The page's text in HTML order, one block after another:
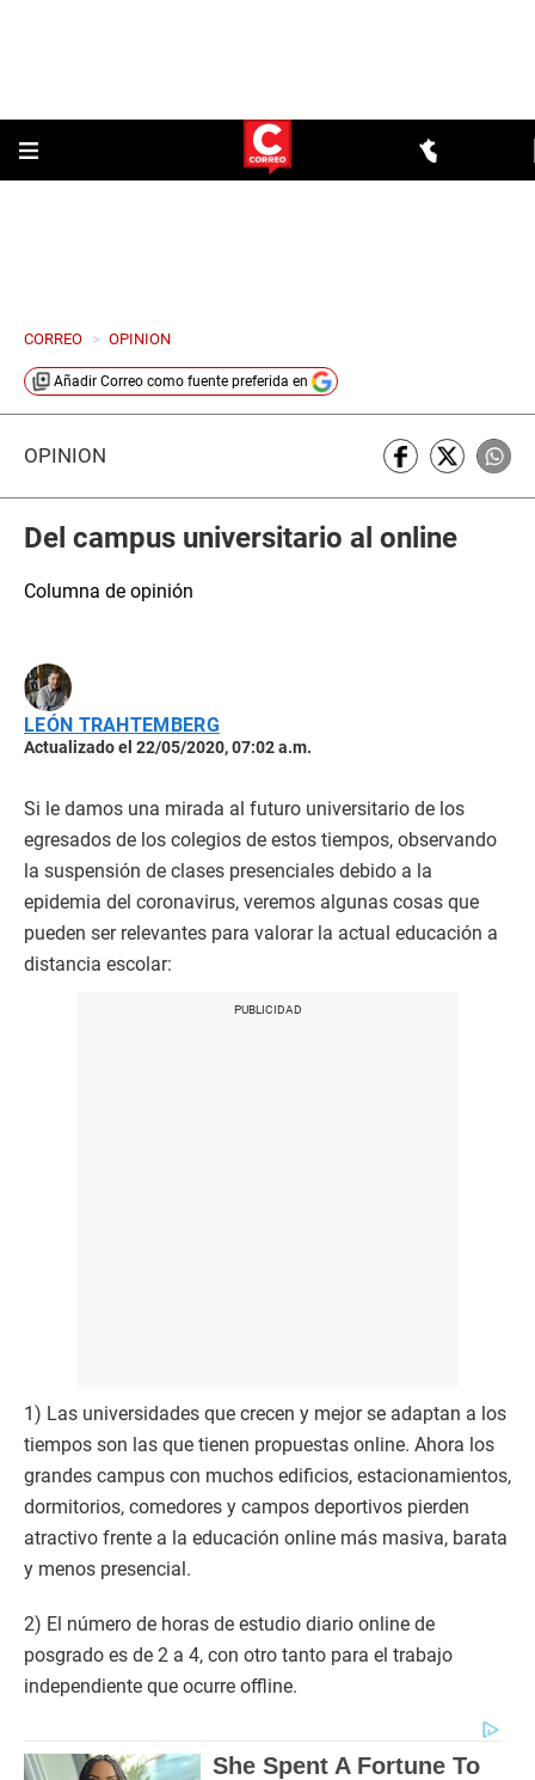
CORREO > OPINION
Añadir Correo como fuente preferida en
OPINIÓN
Del campus universitario al online
Columna de opinión
LEÓN TRAHTEMBERG
Actualizado el 22/05/2020, 07:02 a.m.
Si le damos una mirada al futuro universitario de los
egresados de los colegios de estos tiempos, observando
la suspensión de clases presenciales debido a la
epidemia del coronavirus, veremos algunas cosas que
pueden ser relevantes para valorar la actual educación a
distancia escolar:
1) Las universidades que crecen y mejor se adaptan a los
tiempos son las que tienen propuestas online. Ahora los
grandes campus con muchos edificios, estacionamientos,
dormitorios, comedores y campos deportivos pierden
atractivo frente a la educación online más masiva, barata
y menos presencial.
2) El número de horas de estudio diario online de
posgrado es de 2 a 4, con otro tanto para el trabajo
independiente que ocurre offline.